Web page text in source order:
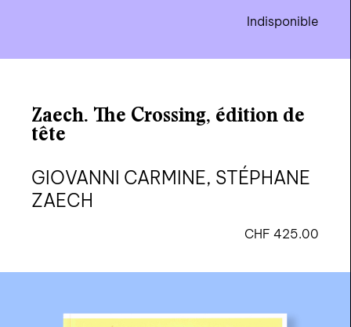
Indisponible
Zaech. The Crossing, édition de
tête
GIOVANNI CARMINE, STÉPHANE
ZAECH
CHF 425.00